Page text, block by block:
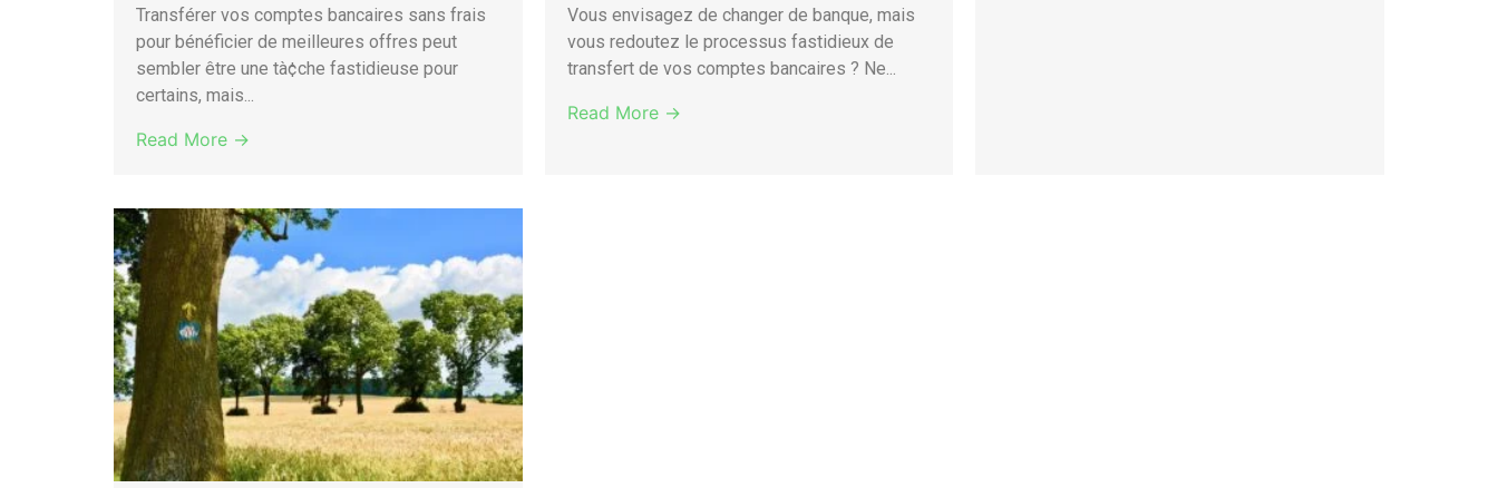
Transférer vos comptes bancaires sans frais
pour bénéficier de meilleures offres peut
sembler être une tà¢che fastidieuse pour
certains, mais...
Read More →
Vous envisagez de changer de banque, mais
vous redoutez le processus fastidieux de
transfert de vos comptes bancaires ? Ne...
Read More →